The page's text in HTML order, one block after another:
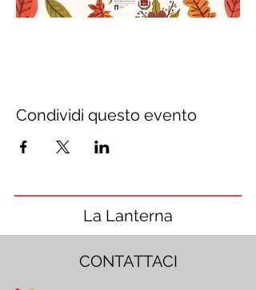
Condividi questo evento
La Lanterna
CONTATTACI